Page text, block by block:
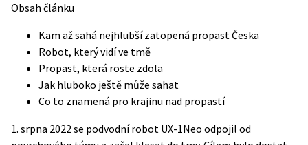
Obsah článku
Kam až sahá nejhlubší zatopená propast Česka
Robot, který vidí ve tmě
Propast, která roste zdola
Jak hluboko ještě může sahat
Co to znamená pro krajinu nad propastí
1. srpna 2022 se podvodní robot UX-1Neo odpojil od